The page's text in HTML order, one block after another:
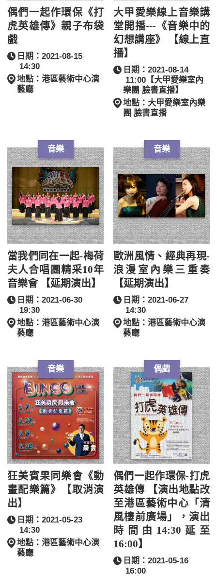
偶們一起作環保《打
虎英雄傳》親子布袋
戲
日期：2021-08-15
14:30
地點：港區藝術中心演
藝廳
大甲愛樂線上音樂講
堂開播---《音樂中的
幻想講座》 【線上直
播】
日期：2021-08-14
11:00【大甲愛樂室內
樂團 臉書直播】
地點：大甲愛樂室內樂
團 臉書直播
音樂
當我們同在一起-梅荷
夫人合唱團精采10年
音樂會 【延期演出】
日期：2021-06-30
19:30
地點：港區藝術中心演
藝廳
音樂
歐洲風情、經典再現-
浪漫室內樂三重奏
【延期演出】
日期：2021-06-27
14:30
地點：港區藝術中心演
藝廳
音樂
狂美賓果同樂會《動
畫配樂篇》【取消演
出】
日期：2021-05-23
14:30
地點：港區藝術中心演
藝廳
偶戲
偶們一起作環保-打虎
英雄傳 【演出地點改
至港區藝術中心「清
風樓前廣場」，演出
時間由14:30延至
16:00】
日期：2021-05-16
16:00